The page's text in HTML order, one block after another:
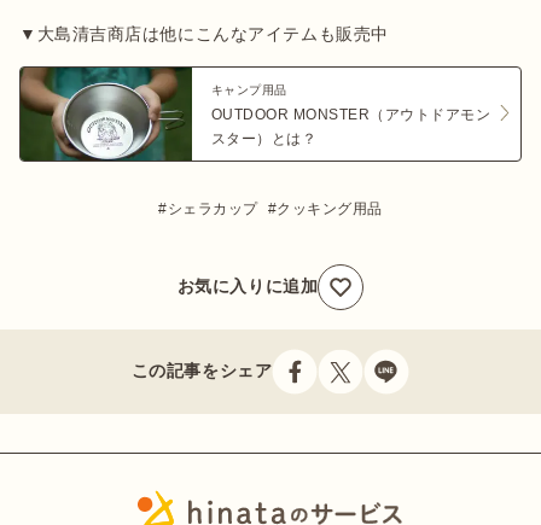
▼大島清吉商店は他にこんなアイテムも販売中
キャンプ用品
OUTDOOR MONSTER（アウトドアモン
スター）とは？
シェラカップ クッキング用品
お気に入りに追加
この記事をシェア